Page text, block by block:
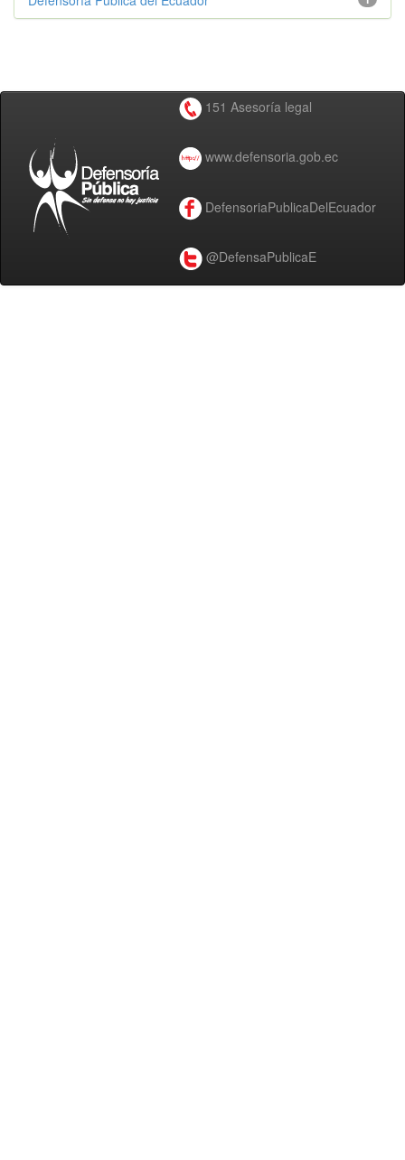
151 Asesoría legal
www.defensoria.gob.ec
DefensoriaPublicaDelEcuador
@DefensaPublicaE